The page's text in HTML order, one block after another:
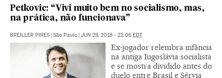
Petkovic: “Vivi muito bem no socialismo, mas,
na prática, não funcionava”
BREILLER PIRES São Paulo JUN 29, 2018 - 22:06 EDT
Ex-jogador relembra infância
na antiga Iugoslávia socialista
e se mostra dividido antes do
duelo entre Brasil e Sérvia